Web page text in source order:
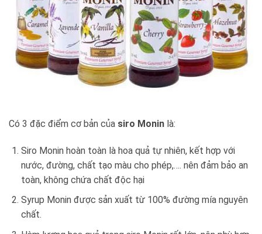
Có 3 đặc điểm cơ bản của siro Monin là:
Siro Monin hoàn toàn là hoa quả tự nhiên, kết hợp với
nước, đường, chất tạo màu cho phép,…. nên đảm bảo an
toàn, không chứa chất độc hại
Syrup Monin được sản xuất từ 100% đường mía nguyên
chất.